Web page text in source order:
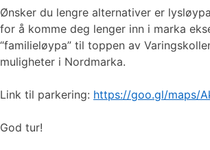
Ønsker du lengre alternativer er
for å komme deg lenger inn i marka
“familieløypa” til toppen av
muligheter i Nordmarka.
Link til parkering: https://goo.gl/maps/
God tur!